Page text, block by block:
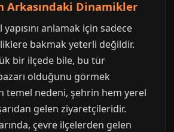
Arkasındaki Dinamikler
anlamak için sadece
bakmak yeterli değildir.
bir ilçede bile, bu tür
olduğunu görmek
temel nedeni, şehrin hem yerel
gelen ziyaretçileridir.
çevre ilçelerden gelen